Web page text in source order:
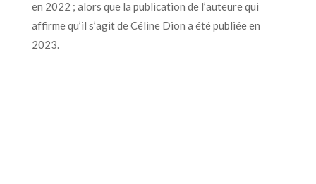
en 2022 ; alors que la publication de l’auteure qui
affirme qu’il s’agit de Céline Dion a été publiée en
2023.